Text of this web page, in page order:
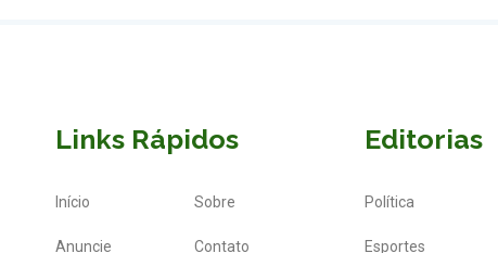
Links Rápidos
Início Sobre
Anuncie Contato
Editorias
Política
Esportes